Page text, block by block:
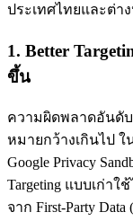
ประเทศไทยและต่า
1. Better
ขึ้น
ความผิดพลาดอันดับ
หมายกว้างเกินไป ใ
Google Privacy
Targeting แบบเก่าใ
จาก First-Party